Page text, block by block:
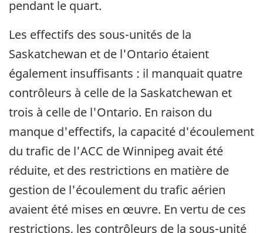
pendant le quart.
Les effectifs des sous-unités de la
Saskatchewan et de l'Ontario étaient
également insuffisants : il manquait quatre
contrôleurs à celle de la Saskatchewan et
trois à celle de l'Ontario. En raison du
manque d'effectifs, la capacité d'écoulement
du trafic de l'ACC de Winnipeg avait été
réduite, et des restrictions en matière de
gestion de l'écoulement du trafic aérien
avaient été mises en œuvre. En vertu de ces
restrictions, les contrôleurs de la sous-unité